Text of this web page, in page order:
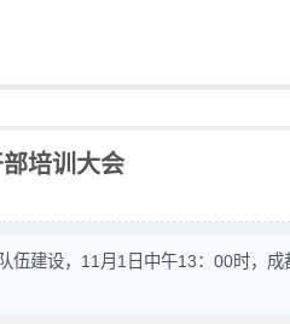
培训大会
伍建设，11月1日中午13：00时，成